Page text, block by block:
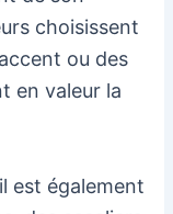
choisissent
ou des
en valeur la
est également